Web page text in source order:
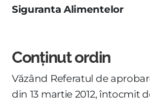
Siguranta Alimentelor
Conținut ordin
Văzând Referatul de
din 13 martie 2012, întocmit